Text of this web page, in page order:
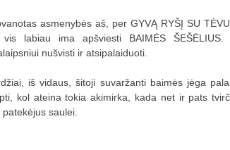
asmenybės aš, per GYVĄ RYŠĮ SU
labiau ima apšviesti BAIMĖS
nušvisti ir atsipalaiduoti.
iš vidaus, šitoji suvaržanti baimės jėga
kol ateina tokia akimirka, kada net ir pats
saulei.